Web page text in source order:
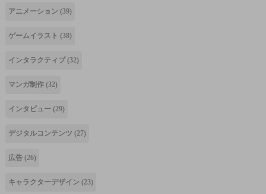
アニメーション (39)
ゲームイラスト (38)
インタラクティブ (32)
マンガ制作 (32)
インタビュー (29)
デジタルコンテンツ (27)
広告 (26)
キャラクターデザイン (23)